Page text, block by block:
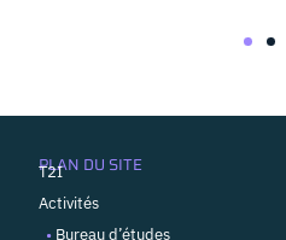
PLAN DU SITE
T2I
Activités
• Bureau d’études